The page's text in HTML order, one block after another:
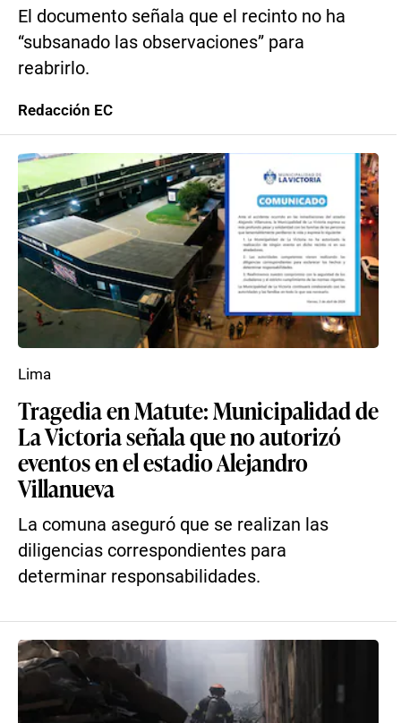
El documento señala que el recinto no ha
“subsanado las observaciones” para
reabrirlo.
Redacción EC
Tragedia en Matute: Municipalidad de
La Victoria señala que no autorizó
eventos en el estadio Alejandro
Villanueva
La comuna aseguró que se realizan las
diligencias correspondientes para
determinar responsabilidades.
Lima